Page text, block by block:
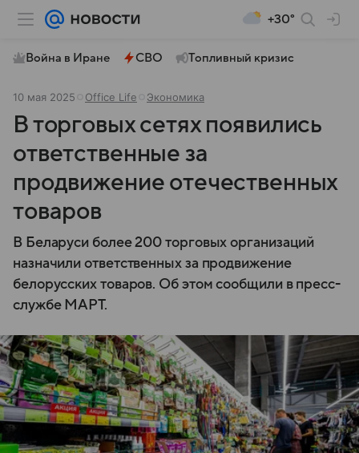
+30°
Война в Иране СВО Топливный кризис
10 мая 2025 Office Life Экономика
В торговых сетях появились
ответственные за
продвижение отечественных
товаров
В Беларуси более 200 торговых организаций
назначили ответственных за продвижение
белорусских товаров. Об этом сообщили в пресс-
службе МАРТ.